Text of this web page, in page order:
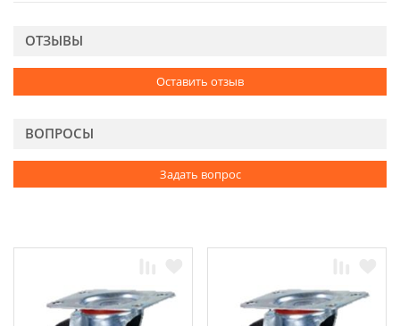
ОТЗЫВЫ
Оставить отзыв
ВОПРОСЫ
Задать вопрос